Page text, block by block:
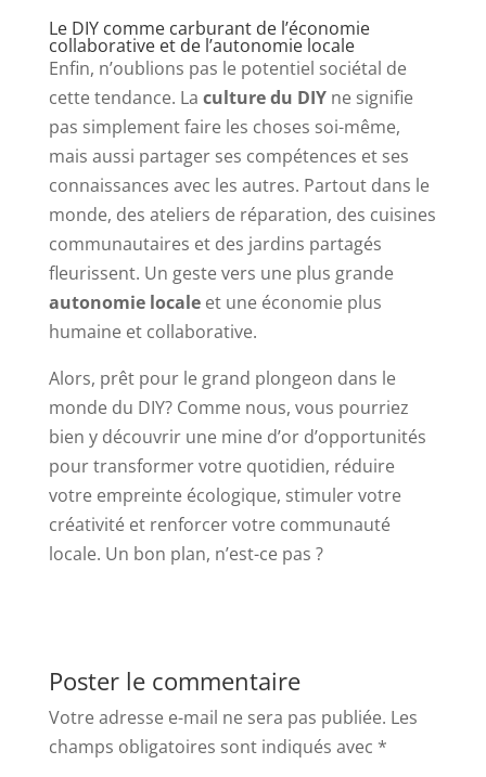
Le DIY comme carburant de l’économie
collaborative et de l’autonomie locale
Enfin, n’oublions pas le potentiel sociétal de
cette tendance. La culture du DIYne signifie
pas simplement faire les choses soi-même,
mais aussi partager ses compétences et ses
connaissances avec les autres. Partout dans le
monde, des ateliers de réparation, des cuisines
communautaires et des jardins partagés
fleurissent. Un geste vers une plus grande
autonomie localeet une économie plus
humaine et collaborative.
Alors, prêt pour le grand plongeon dans le
monde du DIY? Comme nous, vous pourriez
bien y découvrir une mine d’or d’opportunités
pour transformer votre quotidien, réduire
votre empreinte écologique, stimuler votre
créativité et renforcer votre communauté
locale. Un bon plan, n’est-ce pas ?
Poster le commentaire
Votre adresse e-mail ne sera pas publiée. Les
champs obligatoires sont indiqués avec *